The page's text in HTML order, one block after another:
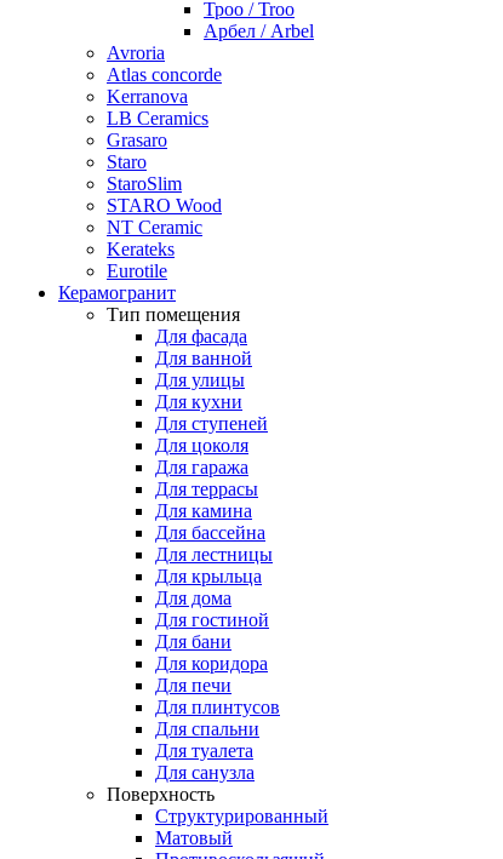
Троо / Troo
Арбел / Arbel
Avroria
Atlas concorde
Kerranova
LB Ceramics
Grasaro
Staro
StaroSlim
STARO Wood
NT Ceramic
Kerateks
Eurotile
Керамогранит
Тип помещения
Для фасада
Для ванной
Для улицы
Для кухни
Для ступеней
Для цоколя
Для гаража
Для террасы
Для камина
Для бассейна
Для лестницы
Для крыльца
Для дома
Для гостиной
Для бани
Для коридора
Для печи
Для плинтусов
Для спальни
Для туалета
Для санузла
Поверхность
Структурированный
Матовый